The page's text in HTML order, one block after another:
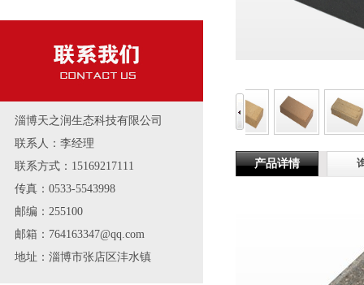
产品详情
淄博天之润生态科技有限公司
联系人：李经理
联系方式：15169217111
传真：0533-5543998
邮编：255100
邮箱：764163347@qq.com
地址：淄博市张店区沣水镇